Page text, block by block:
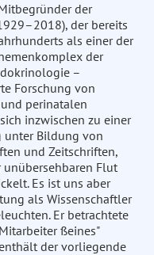
der
der bereits
als einer der
der
–
Forschung von
perinatalen
inzwischen zu einer
unter Bildung von
und Zeitschriften,
unübersehbaren Flut
Es ist uns aber
als Wissenschaftler
Er betrachtete
ßeines"
der vorliegende